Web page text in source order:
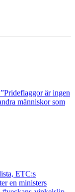
är ingen
människor som
ETC:s
en ministers